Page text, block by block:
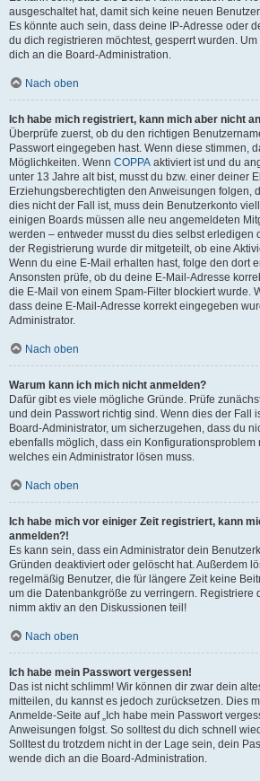
ausgeschaltet hat, damit sich keine neuen
Es könnte auch sein, dass deine IP-Adresse oder
du dich registrieren möchtest, gesperrt wurden.
dich an die Board-Administration.
Nach oben
Ich habe mich registriert, kann mich aber nicht
Überprüfe zuerst, ob du den richtigen
Passwort eingegeben hast. Wenn diese stimmen,
Möglichkeiten. Wenn COPPA aktiviert ist und du
unter 13 Jahre alt bist, musst du bzw. einer deiner
Erziehungsberechtigten den Anweisungen folgen,
dies nicht der Fall ist, muss dein Benutzerkonto
einigen Boards müssen alle neu angemeldeten
werden – entweder musst du dies selbst erledigen
der Registrierung wurde dir mitgeteilt, ob eine
Wenn du eine E-Mail erhalten hast, folge den dort
Ansonsten prüfe, ob du deine E-Mail-Adresse
die E-Mail von einem Spam-Filter blockiert wurde.
dass deine E-Mail-Adresse korrekt eingegeben
Administrator.
Nach oben
Warum kann ich mich nicht anmelden?
Dafür gibt es viele mögliche Gründe. Prüfe
und dein Passwort richtig sind. Wenn dies der Fall
Board-Administrator, um sicherzugehen, dass du
ebenfalls möglich, dass ein Konfigurationsproblem
welches ein Administrator lösen muss.
Nach oben
Ich habe mich vor einiger Zeit registriert, kann
anmelden?!
Es kann sein, dass ein Administrator dein
Gründen deaktiviert oder gelöscht hat. Außerdem
regelmäßig Benutzer, die für längere Zeit keine
um die Datenbankgröße zu verringern. Registriere
nimm aktiv an den Diskussionen teil!
Nach oben
Ich habe mein Passwort vergessen!
Das ist nicht schlimm! Wir können dir zwar dein
mitteilen, du kannst es jedoch zurücksetzen. Dies
Anmelde-Seite auf „Ich habe mein Passwort
Anweisungen folgst. So solltest du dich schnell
Solltest du trotzdem nicht in der Lage sein, dein
wende dich an die Board-Administration.